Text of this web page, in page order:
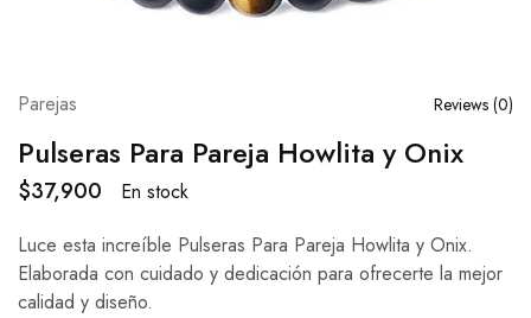
Parejas Reviews (0)
Pulseras Para Pareja Howlita y Onix
$37,900
En stock
Luce esta increíble Pulseras Para Pareja Howlita y Onix.
Elaborada con cuidado y dedicación para ofrecerte la mejor
calidad y diseño.